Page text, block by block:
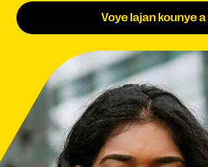
Voye lajan kounye a